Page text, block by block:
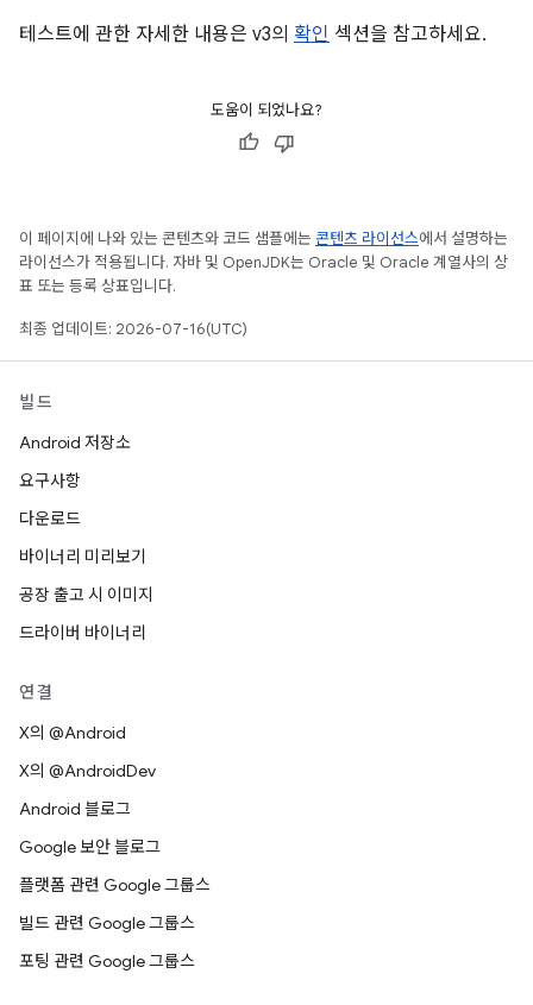
테스트에 관한 자세한 내용은 v3의 확인 섹션을 참고하세요.
도움이 되었나요?
이 페이지에 나와 있는 콘텐츠와 코드 샘플에는 콘텐츠 라이선스에서 설명하는
라이선스가 적용됩니다. 자바 및 OpenJDK는 Oracle 및 Oracle 계열사의 상
표 또는 등록 상표입니다.
최종 업데이트: 2026-07-16(UTC)
빌드
Android 저장소
요구사항
다운로드
바이너리 미리보기
공장 출고 시 이미지
드라이버 바이너리
연결
X의 @Android
X의 @AndroidDev
Android 블로그
Google 보안 블로그
플랫폼 관련 Google 그룹스
빌드 관련 Google 그룹스
포팅 관련 Google 그룹스